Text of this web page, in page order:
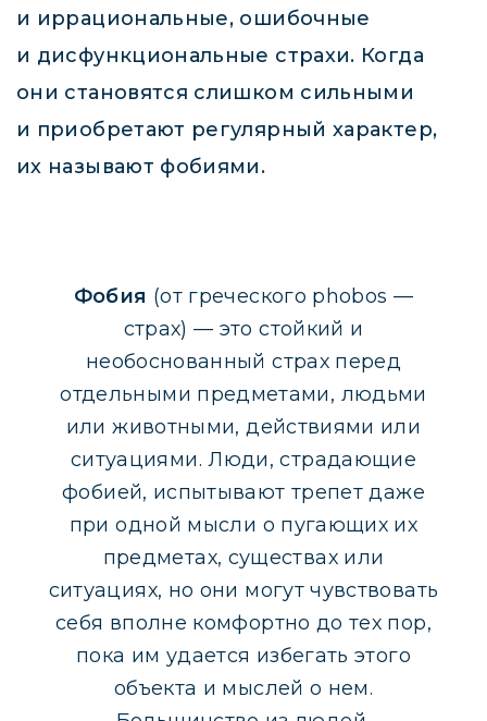
и иррациональные, ошибочные
и дисфункциональные страхи. Когда
они становятся слишком сильными
и приобретают регулярный характер,
их называют фобиями.
Фобия (от греческого phobos —
страх) — это стойкий и
необоснованный страх перед
отдельными предметами, людьми
или животными, действиями или
ситуациями. Люди, страдающие
фобией, испытывают трепет даже
при одной мысли о пугающих их
предметах, существах или
ситуациях, но они могут чувствовать
себя вполне комфортно до тех пор,
пока им удается избегать этого
объекта и мыслей о нем.